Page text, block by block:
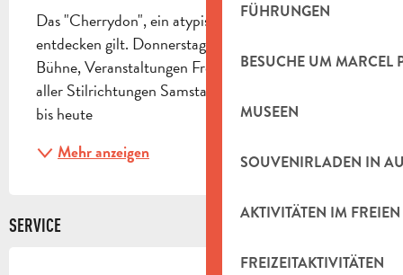
FÜHRUNGEN
BESUCHE UM MARCEL
MUSEEN
SOUVENIRLADEN IN
AKTIVITÄTEN IM FREIEN
FREIZEITAKTIVITÄTEN
Das "Cherrydon", ein atypischer Ort, den es zu
entdecken gilt. Donnerstag abends: Konzerte, freie
Bühne, Veranstaltungen Freitag Abend: Konzerte
aller Stilrichtungen Samstag Abend: DJs 80er Jahre
bis heute
Mehr anzeigen
SERVICE